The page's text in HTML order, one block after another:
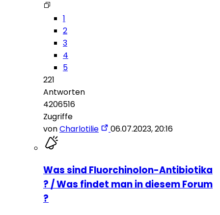
1
2
3
4
5
221
Antworten
4206516
Zugriffe
vonCharlotilie 06.07.2023, 20:16
Was sind Fluorchinolon-Antibiotika
? / Was findet man in diesem Forum
?